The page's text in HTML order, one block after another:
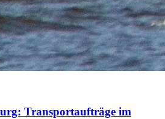
Transportaufträge im